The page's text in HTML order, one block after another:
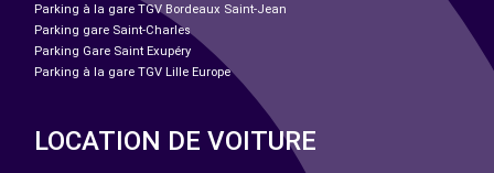
Parking à la gare TGV Bordeaux Saint-Jean
Parking gare Saint-Charles
Parking Gare Saint Exupéry
Parking à la gare TGV Lille Europe
LOCATION DE VOITURE